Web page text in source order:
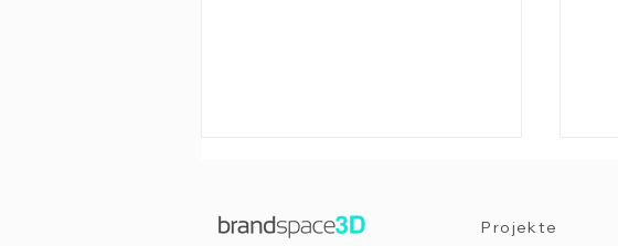
Projekte